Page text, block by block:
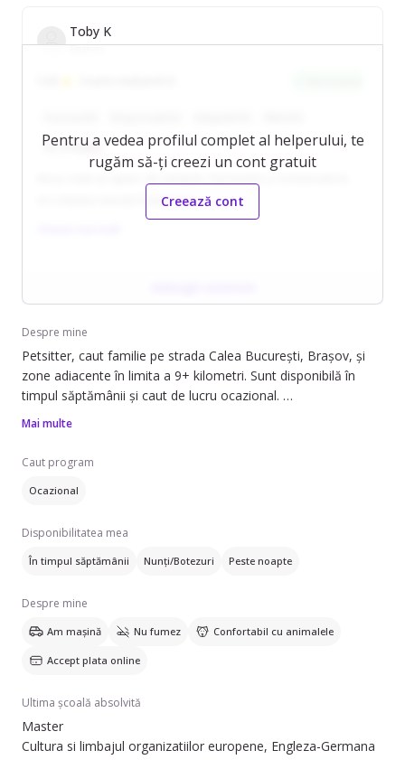
Pentru a vedea profilul complet al helperului, te
rugăm să-ți creezi un cont gratuit
Creează cont
Toby K
Rasnov
Aș reangaja
mi-a înțeles nevoile foarte bine.
Despre mine
Petsitter, caut familie pe strada Calea București, Brașov, și
zone adiacente în limita a 9+ kilometri. Sunt disponibilă în
timpul săptămânii și caut de lucru ocazional.
experiență de 15 ani în acest domeniu. Pot îngriji câini de talie
mică (0-7 kg) și medie (7-18 kg), pisici și alte animale.
Serviciile pe care le ofer includ îngrijirea la domiciliul clientului,
Vorbesesc fluent engleză, germană și franceză. De
Mai multe
Caut program
Ocazional
Disponibilitatea mea
În timpul săptămânii Nunți/Botezuri Peste noapte
Despre mine
Am mașină Nu fumez Confortabil cu animalele
Accept plata online
Ultima școală absolvită
Master
Cultura si limbajul organizatiilor europene, Engleza-Germana